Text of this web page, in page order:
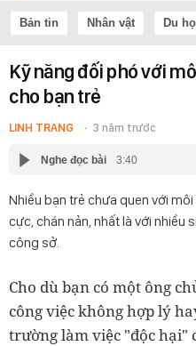
Bản tin Nhân vật Du
Kỹ năng đối phó với
cho bạn trẻ
LINH TRANG 3 năm trước
Nghe đọc bài 3:40
Nhiều bạn trẻ chưa quen với
cực, chán nản, nhất là với nhiều
công sở.
Cho dù bạn có một ông
công việc không hợp lý
trường làm việc "độc hại"